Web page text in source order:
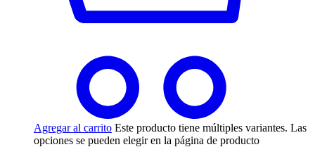
Agregar al carrito Este producto tiene múltiples variantes. Las
opciones se pueden elegir en la página de producto